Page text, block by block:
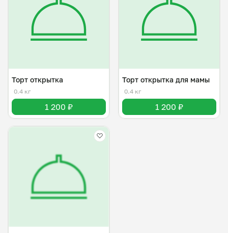
Торт открытка
0.4 кг
1 200 ₽
Торт открытка для мамы
0.4 кг
1 200 ₽